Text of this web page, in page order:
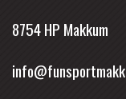
8754 HP Makkum